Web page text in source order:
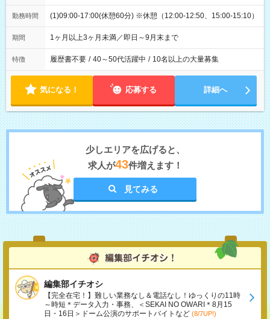
勤務時間 (1)09:00-17:00(休憩60分) ※休憩（12:00-12:50、15:00-15:10）
期間 1ヶ月以上3ヶ月未満／即日～9月末まで
特徴 履歴書不要 / 40～50代活躍中 / 10名以上の大量募集
気になる！ 応募する 詳細へ
少しエリアを広げると、
求人が43件増えます！
見てみる
編集部イチオシ
【完全在宅！】難しい業務なし＆電話なし！ゆっくりの11時
～時短＊データ入力・事務、＜SEKAI NO OWARI＊8月15
日・16日＞ドーム公演のサポートバイトなど (8/7UP!)